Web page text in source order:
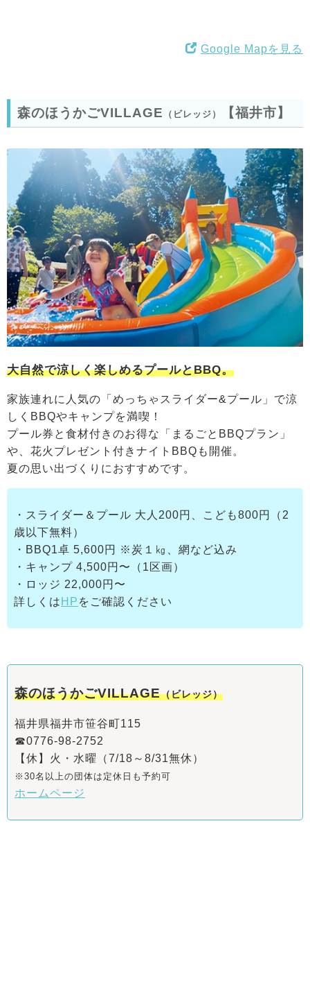
Google Mapを見る
森のほうかごVILLAGE （ビレッジ） 【福井市】
大自然で涼しく楽しめるプールとBBQ。
家族連れに人気の「めっちゃスライダー&プール」で涼
しくBBQやキャンプを満喫！
プール券と食材付きのお得な「まるごとBBQプラン」
や、花火プレゼント付きナイトBBQも開催。
夏の思い出づくりにおすすめです。
・スライダー＆プール 大人200円、こども800円（2
歳以下無料）
・BBQ1卓 5,600円 ※炭１㎏、網など込み
・キャンプ 4,500円〜（1区画）
・ロッジ 22,000円〜
詳しくは HP をご確認ください
森のほうかごVILLAGE（ビレッジ）
福井県福井市笹谷町115
☎0776-98-2752
【休】火・水曜（7/18～8/31無休）
※30名以上の団体は定休日も予約可
ホームページ